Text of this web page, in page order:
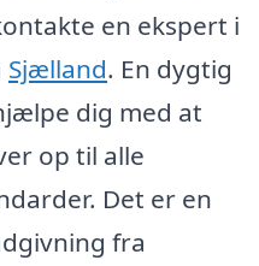
en ekspert i
Sjælland. En dygtig
dig med at
op til alle
Det er en
fra